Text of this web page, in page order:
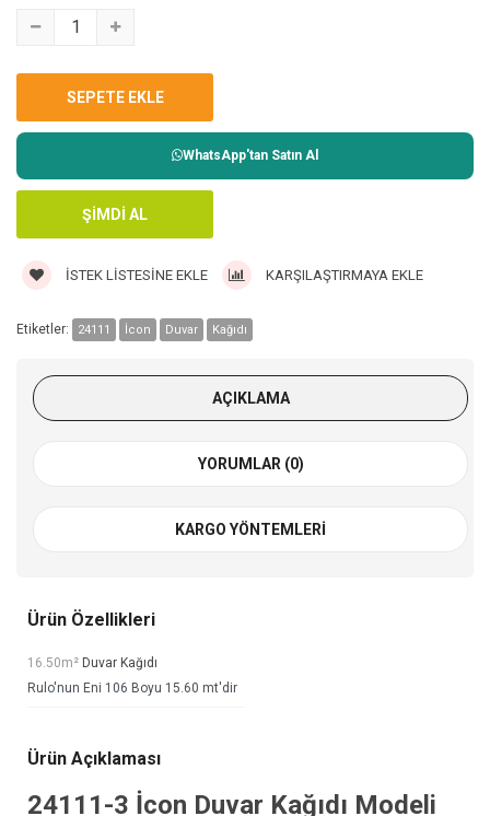
WhatsApp'tan Satın Al
İSTEK LISTESINE EKLE KARŞILAŞTIRMAYA EKLE
Etiketler: 24111 İcon Duvar Kağıdı
AÇIKLAMA
YORUMLAR (0)
KARGO YÖNTEMLERI
Ürün Özellikleri
16.50m² Duvar Kağıdı
Rulo'nun Eni 106 Boyu 15.60 mt'dir
Ürün Açıklaması
24111-3 İcon Duvar Kağıdı Modeli